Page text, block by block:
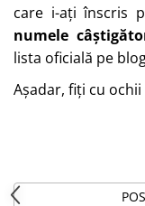
care i-ați înscris
numele
lista oficială pe
Așadar, fiți cu